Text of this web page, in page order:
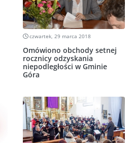
czwartek, 29 marca 2018
Omówiono obchody setnej
rocznicy odzyskania
niepodległości w Gminie
Góra